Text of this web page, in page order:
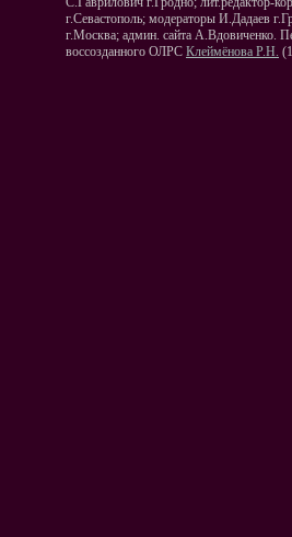
г.Севастополь; модераторы И.Дадаев
г.Москва; админ. сайта А.Вдовиченко.
воссозданного ОЛРС Клеймёнова Р.Н.